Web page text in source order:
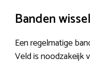
Banden
Een regelmatige
Veld is noodzakeijk